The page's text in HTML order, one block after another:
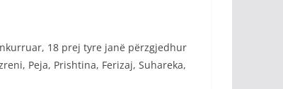
18 prej tyre janë përzgjedhur
Peja, Prishtina, Ferizaj, Suhareka,